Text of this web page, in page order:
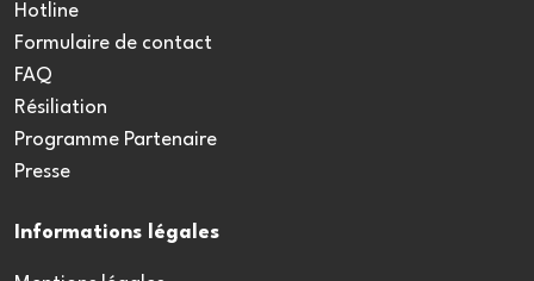
Hotline
Formulaire de contact
FAQ
Résiliation
Programme Partenaire
Presse
Informations légales